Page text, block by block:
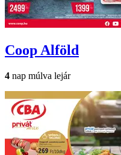
Coop Alföld
4 nap múlva lejár